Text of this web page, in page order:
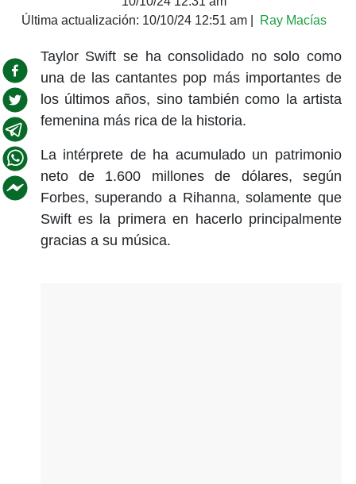
Última actualización: 10/10/24 12:51 am Ray Macías
Taylor Swift se ha consolidado no solo como
una de las cantantes pop más importantes de
los últimos años, sino también como la artista
femenina más rica de la historia.
La intérprete de ha acumulado un patrimonio
neto de 1.600 millones de dólares, según
Forbes, superando a Rihanna, solamente que
Swift es la primera en hacerlo principalmente
gracias a su música.